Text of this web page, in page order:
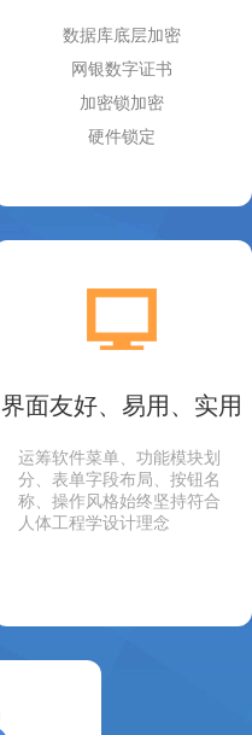
数据库底层加密
网银数字证书
加密锁加密
硬件锁定
界面友好、易用、实用
运筹软件菜单、功能模块划
分、表单字段布局、按钮名
称、操作风格始终坚持符合
人体工程学设计理念